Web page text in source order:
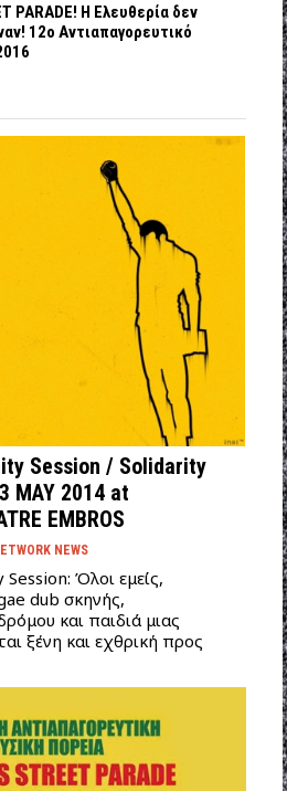
PARADE! Η Ελευθερία δεν
12ο Αντιαπαγορευτικό
Session / Solidarity
MAY 2014 at
EMBROS
NEWS
Όλοι εμείς,
dub σκηνής,
και παιδιά μιας
ξένη και εχθρική προς